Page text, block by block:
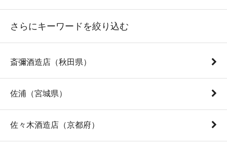
さらにキーワードを絞り込む
斎彌酒造店（秋田県）
佐浦（宮城県）
佐々木酒造店（京都府）